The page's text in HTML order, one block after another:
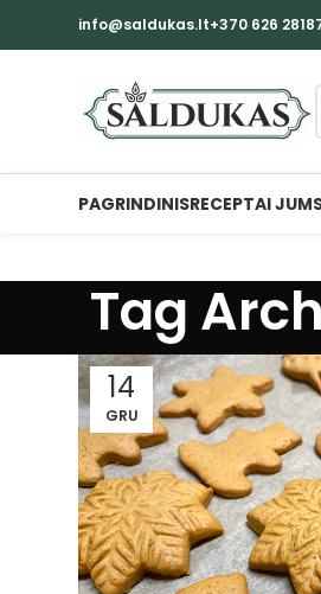
info@saldukas.lt+370 626
PAGRINDINISRECEPTAI
Tag
14
GRU